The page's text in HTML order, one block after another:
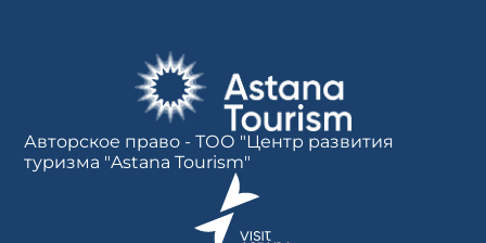
Авторское право - ТОО "Центр развития
туризма "Astana Tourism"